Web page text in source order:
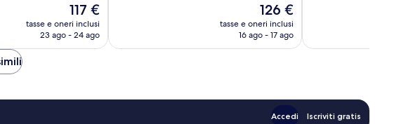
Il
prezzo
attuale
117 €
tasse e oneri inclusi
23 ago - 24 ago
Il
prezzo
attuale
126 €
tasse e oneri inclusi
16 ago - 17 ago
Accedi Iscriviti gratis